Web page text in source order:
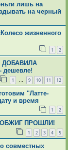
лишь на
на черный
жизненного
1 2
ДОБАВИЛА
дешевле!
1 … 9 10 11 12
"Латте-
и время
1 2
ОБЖИГ ПРОШЛИ!
1 2 3 4 5
совместных